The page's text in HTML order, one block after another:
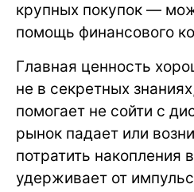
крупных покупок —
помощь финансового
Главная ценность
не в секретных
помогает не сойти с
рынок падает или
потратить накопления
удерживает от